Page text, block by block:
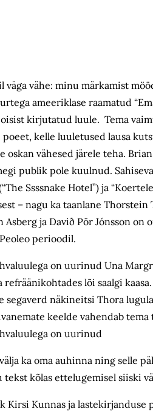
väga vähe: minu märkamist
ameeriklase raamatud
kirjutatud luule. Tema
kelle luuletused lausa
oskan vähesed järele teha.
publik pole kuulnud.
Ssssnake Hotel”) ja
– nagu ka taanlane
Asberg ja Davið Pör Jónsson
perioodil.
on uurinud Una
lõi saalgi
segaverd näkineitsi Thora
keelde vahendab
on uurinud
ka oma auhinna ning selle
kõlas ettelugemisel siiski
Kirsi Kunnas ja